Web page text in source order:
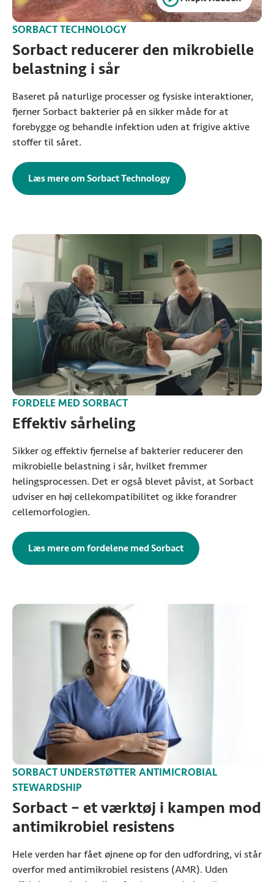
SORBACT TECHNOLOGY
Sorbact reducerer den mikrobielle
belastning i sår
Baseret på naturlige processer og fysiske interaktioner,
fjerner Sorbact bakterier på en sikker måde for at
forebygge og behandle infektion uden at frigive aktive
stoffer til såret.
Læs mere om Sorbact Technology
FORDELE MED SORBACT
Effektiv sårheling
Sikker og effektiv fjernelse af bakterier reducerer den
mikrobielle belastning i sår, hvilket fremmer
helingsprocessen. Det er også blevet påvist, at Sorbact
udviser en høj cellekompatibilitet og ikke forandrer
cellemorfologien.
Læs mere om fordelene med Sorbact
SORBACT UNDERSTØTTERANTIMICROBIAL
STEWARDSHIP
Sorbact – et værktøj i kampen mod
antimikrobiel resistens
Hele verden har fået øjnene op for den udfordring, vi står
overfor med antimikrobiel resistens (AMR). Uden